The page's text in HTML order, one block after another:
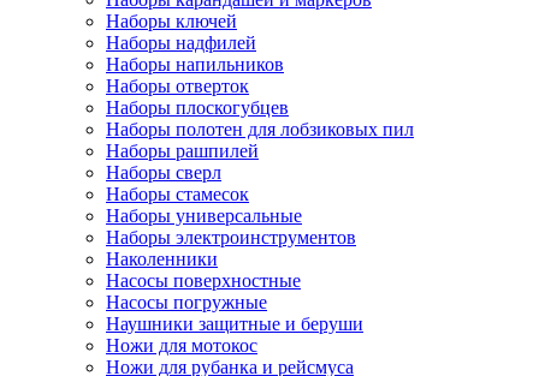
Наборы ключей
Наборы надфилей
Наборы напильников
Наборы отверток
Наборы плоскогубцев
Наборы полотен для лобзиковых пил
Наборы рашпилей
Наборы сверл
Наборы стамесок
Наборы универсальные
Наборы электроинструментов
Наколенники
Насосы поверхностные
Насосы погружные
Наушники защитные и беруши
Ножи для мотокос
Ножи для рубанка и рейсмуса